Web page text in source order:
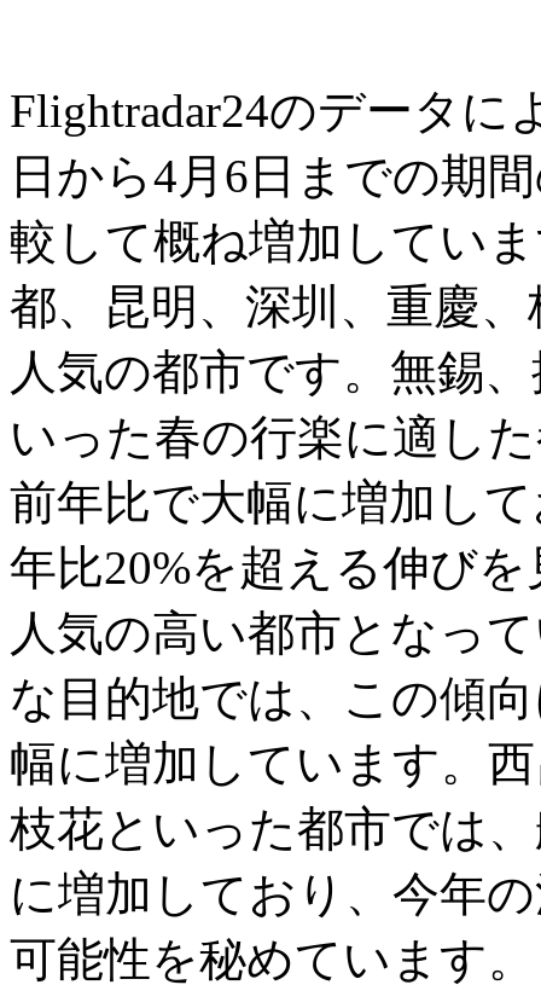
Flightradar24のデータに
日から4月6日までの期
較して概ね増加してい
都、昆明、深圳、重慶
人気の都市です。無錫
いった春の行楽に適し
前年比で大幅に増加し
年比20%を超える伸び
人気の高い都市となっ
な目的地では、この傾
幅に増加しています。
枝花といった都市では
に増加しており、今年
可能性を秘めています。